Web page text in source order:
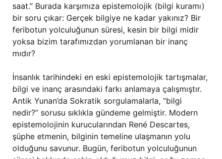
saat.” Burada karşımıza epistemolojik (bilgi kuramı)
bir soru çıkar: Gerçek bilgiye ne kadar yakınız? Bir
feribotun yolculuğunun süresi, kesin bir bilgi midir
yoksa bizim tarafımızdan yorumlanan bir inanç
mıdır?
İnsanlık tarihindeki en eski epistemolojik tartışmalar,
bilgi ve inanç arasındaki farkı anlamaya çalışmıştır.
Antik Yunan’da Sokratik sorgulamalarla, “bilgi
nedir?” sorusu sıklıkla gündeme gelmiştir. Modern
epistemolojinin kurucularından René Descartes,
şüphe etmenin, bilginin temeline ulaşmanın yolu
olduğunu savunur. Bugün, feribotun yolculuğunun